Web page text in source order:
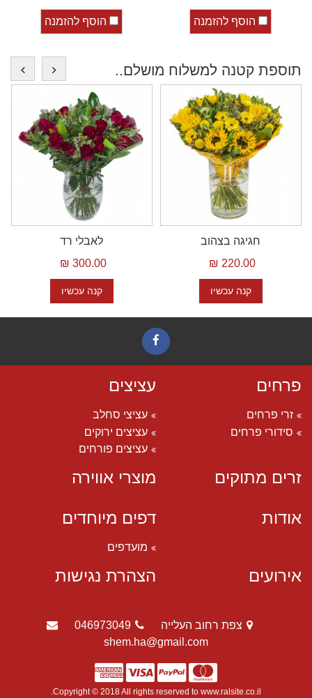
הוסף להזמנה הוסף להזמנה
תוספת קטנה למשלוח מושלם..
חגיגה בצהוב
220.00 ₪
קנה עכשיו
לאבלי רד
300.00 ₪
קנה עכשיו
פרחים
זרי פרחים
סידורי פרחים
עציצים
עציצי סחלב
עציצים ירוקים
עציצים פורחים
זרים מתוקים מוצרי אווירה
אודות דפים מיוחדים
מועדפים
אירועים הצהרת נגישות
צפת רחוב העלייה
046973049
shem.ha@gmail.com
Copyright © 2018 All rights reserved to www.ralsite.co.il.